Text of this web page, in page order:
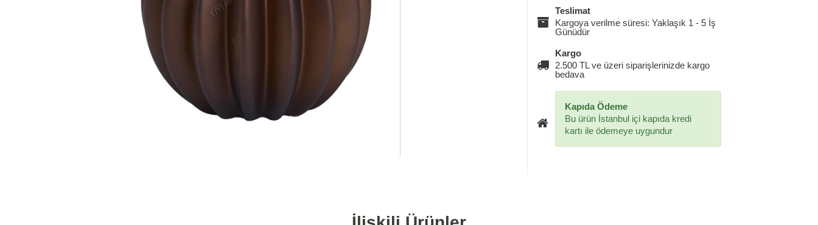
Teslimat
Kargoya verilme süresi: Yaklaşık 1 - 5 İş
Günüdür
Kargo
2.500 TL ve üzeri siparişlerinizde kargo
bedava
Kapıda Ödeme
Bu ürün İstanbul içi kapıda kredi
kartı ile ödemeye uygundur